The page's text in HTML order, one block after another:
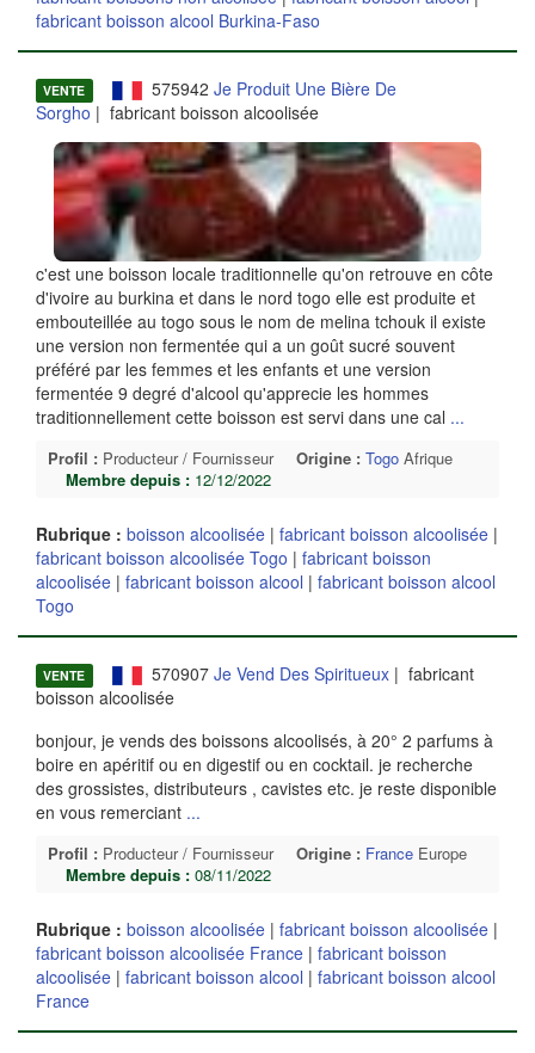
fabricant boisson alcool Burkina-Faso
VENTE 575942 Je Produit Une Bière De
Sorgho | fabricant boisson alcoolisée
c'est une boisson locale traditionnelle qu'on retrouve en côte
d'ivoire au burkina et dans le nord togo elle est produite et
embouteillée au togo sous le nom de melina tchouk il existe
une version non fermentée qui a un goût sucré souvent
préféré par les femmes et les enfants et une version
fermentée 9 degré d'alcool qu'apprecie les hommes
traditionnellement cette boisson est servi dans une cal ...
Profil : Producteur / Fournisseur Origine : Togo Afrique
Membre depuis : 12/12/2022
Rubrique : boisson alcoolisée | fabricant boisson alcoolisée |
fabricant boisson alcoolisée Togo | fabricant boisson
alcoolisée | fabricant boisson alcool | fabricant boisson alcool
Togo
VENTE 570907 Je Vend Des Spiritueux| fabricant
boisson alcoolisée
bonjour, je vends des boissons alcoolisés, à 20° 2 parfums à
boire en apéritif ou en digestif ou en cocktail. je recherche
des grossistes, distributeurs , cavistes etc. je reste disponible
en vous remerciant ...
Profil : Producteur / Fournisseur Origine : France Europe
Membre depuis : 08/11/2022
Rubrique : boisson alcoolisée | fabricant boisson alcoolisée |
fabricant boisson alcoolisée France | fabricant boisson
alcoolisée | fabricant boisson alcool | fabricant boisson alcool
France